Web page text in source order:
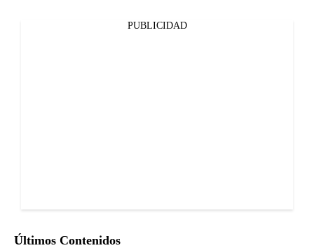
PUBLICIDAD
Últimos Contenidos